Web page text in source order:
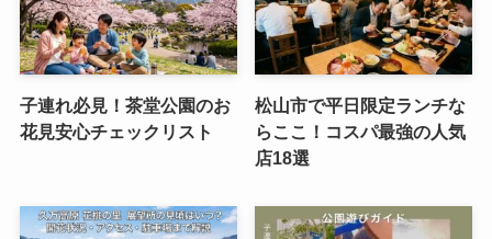
子連れ必見！茶堂公園のお
花見安心チェックリスト
松山市で平日限定ランチな
らここ！コスパ最強の人気
店18選